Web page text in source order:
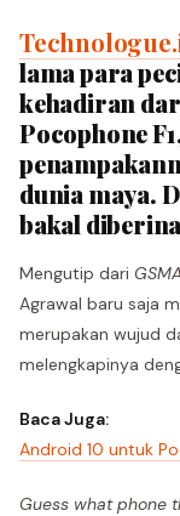
lama para
kehadiran
Pocophone
dunia maya.
bakal
Mengutip dari
Agrawal baru saja
merupakan wujud
melengkapinya
Baca Juga:
Android 10 untuk
Guess what phone